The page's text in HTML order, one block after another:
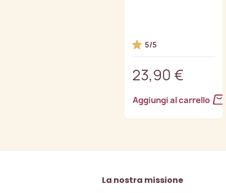
5/5
23,90 €
Aggiungi al carrello
La nostra missione